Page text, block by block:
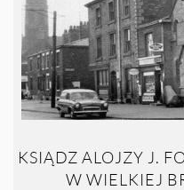
KSIĄDZ ALOJZY J.
W WIELKIEJ